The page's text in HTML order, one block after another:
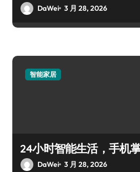
DaWei 3 月 28, 2026
智能家居
24小时智能生活，手机
DaWei 3 月 28, 2026